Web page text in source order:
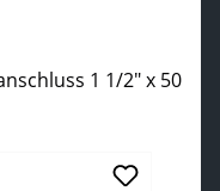
1 1/2" x 50